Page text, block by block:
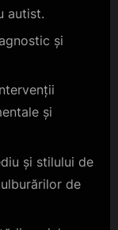
autist.
și
și
și stilului de
de